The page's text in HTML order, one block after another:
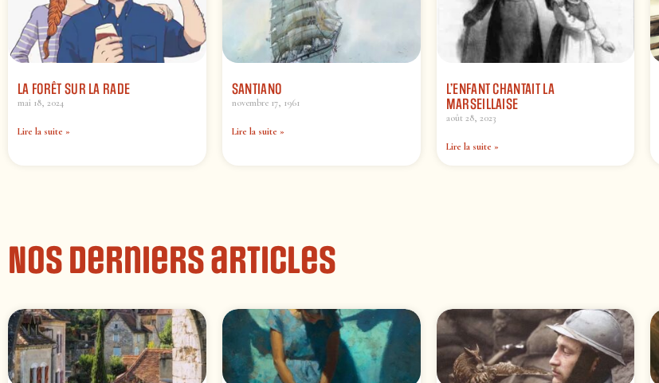
LA FORÊT SUR LA RADE
mai 18, 2024
Lire la suite »
SANTIANO
novembre 17, 1961
Lire la suite »
L’ENFANT CHANTAIT LA
MARSEILLAISE
août 28, 2023
Lire la suite »
Nos derniers articles